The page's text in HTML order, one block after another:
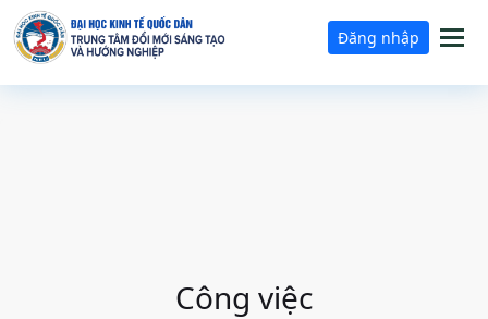
Đăng nhập
Công việc